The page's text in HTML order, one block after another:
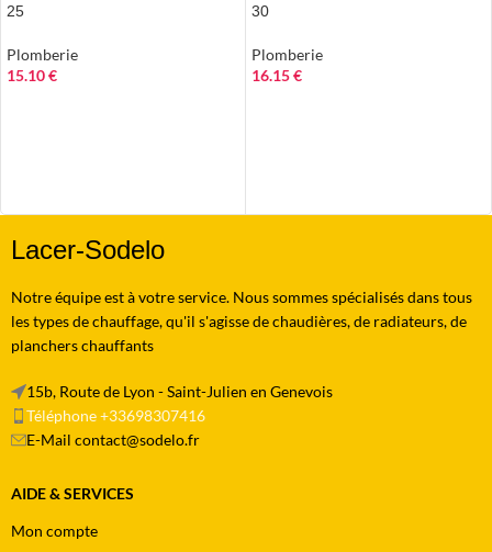
25
Plomberie
15.10€
30
Plomberie
16.15€
Lacer-Sodelo
Notre équipe est à votre service. Nous sommes spécialisés dans tous
les types de chauffage, qu'il s'agisse de chaudières, de radiateurs, de
planchers chauffants
15b, Route de Lyon - Saint-Julien en Genevois
Téléphone +33698307416
E-Mail contact@sodelo.fr
AIDE & SERVICES
Mon compte